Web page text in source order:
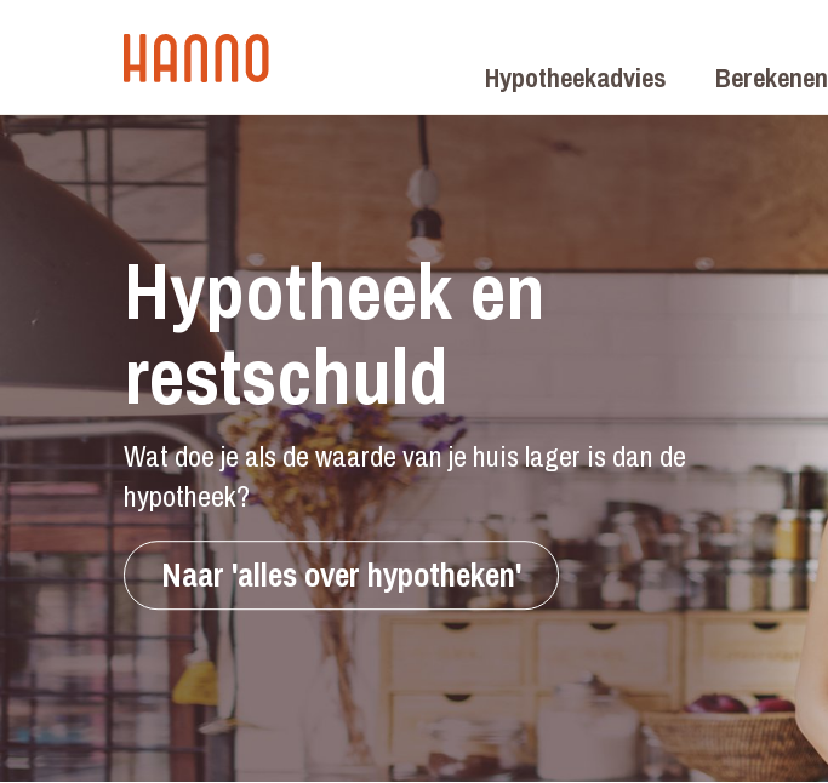
Hypotheekadvies Berekenen
Hypotheek en
restschuld
Wat doe je als de waarde van je huis lager is dan de
hypotheek?
Naar 'alles over hypotheken'